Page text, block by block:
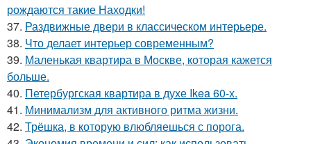
рождаются такие Находки!
37. Раздвижные двери в классическом интерьере.
38. Что делает интерьер современным?
39. Маленькая квартира в Москве, которая кажется
больше.
40. Петербургская квартира в духе Ikea 60-х.
41. Минимализм для активного ритма жизни.
42. Трёшка, в которую влюбляешься с порога.